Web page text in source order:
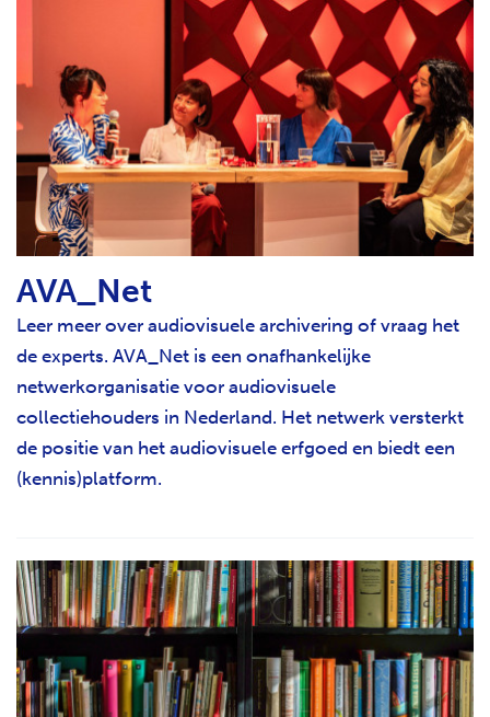
AVA_Net
Leer meer over audiovisuele archivering of vraag het
de experts. AVA_Net is een onafhankelijke
netwerkorganisatie voor audiovisuele
collectiehouders in Nederland. Het netwerk versterkt
de positie van het audiovisuele erfgoed en biedt een
(kennis)platform.